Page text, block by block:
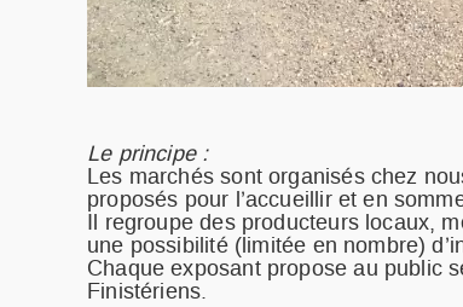
Le principe :
Les marchés sont organisés chez
proposés pour l’accueillir et en
Il regroupe des producteurs locaux,
une possibilité (limitée en nombre)
Chaque exposant propose au public
Finistériens.